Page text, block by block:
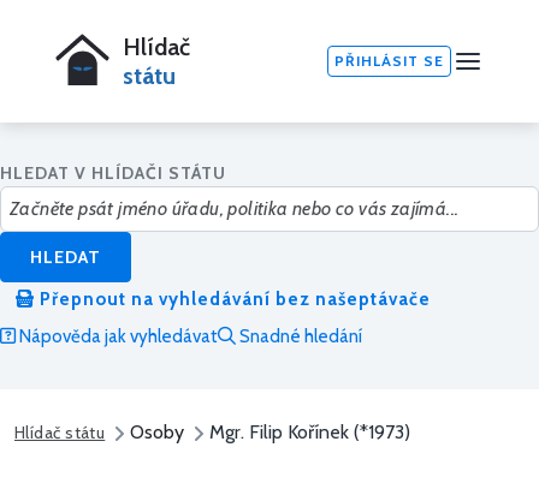
Hlídač
státu
PŘIHLÁSIT SE
HLEDAT V HLÍDAČI STÁTU
HLEDAT
Přepnout na vyhledávání bez našeptávače
Nápověda jak vyhledávat
Snadné hledání
Hlídač státu Osoby Mgr. Filip Kořínek (*1973)